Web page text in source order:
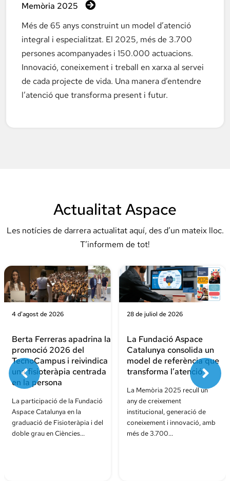
Memòria 2025
Més de 65 anys construint un model d’atenció
integral i especialitzat. El 2025, més de 3.700
persones acompanyades i 150.000 actuacions.
Innovació, coneixement i treball en xarxa al servei
de cada projecte de vida. Una manera d’entendre
l’atenció que transforma present i futur.
Actualitat Aspace
Les notícies de darrera actualitat aquí, des d’un mateix lloc.
T’informem de tot!
4 d'agost de 2026
Berta Ferreras apadrina la
promoció 2026 del
TecnoCampus i reivindica
una fisioteràpia centrada
en la persona
La participació de la Fundació
Aspace Catalunya en la
graduació de Fisioteràpia i del
doble grau en Ciències...
28 de juliol de 2026
La Fundació Aspace
Catalunya consolida un
model de referència que
transforma l’atenció
La Memòria 2025 recull un
any de creixement
institucional, generació de
coneixement i innovació, amb
més de 3.700...